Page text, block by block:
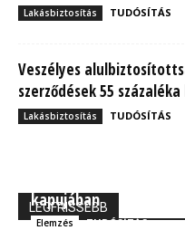
Lakásbiztosítás TUDÓSÍTÁS
Veszélyes
szerződések 55
Lakásbiztosítás TUDÓSÍTÁS
LEGFRISSEBB
kapujában
Elemzés TUDÓSÍTÁS